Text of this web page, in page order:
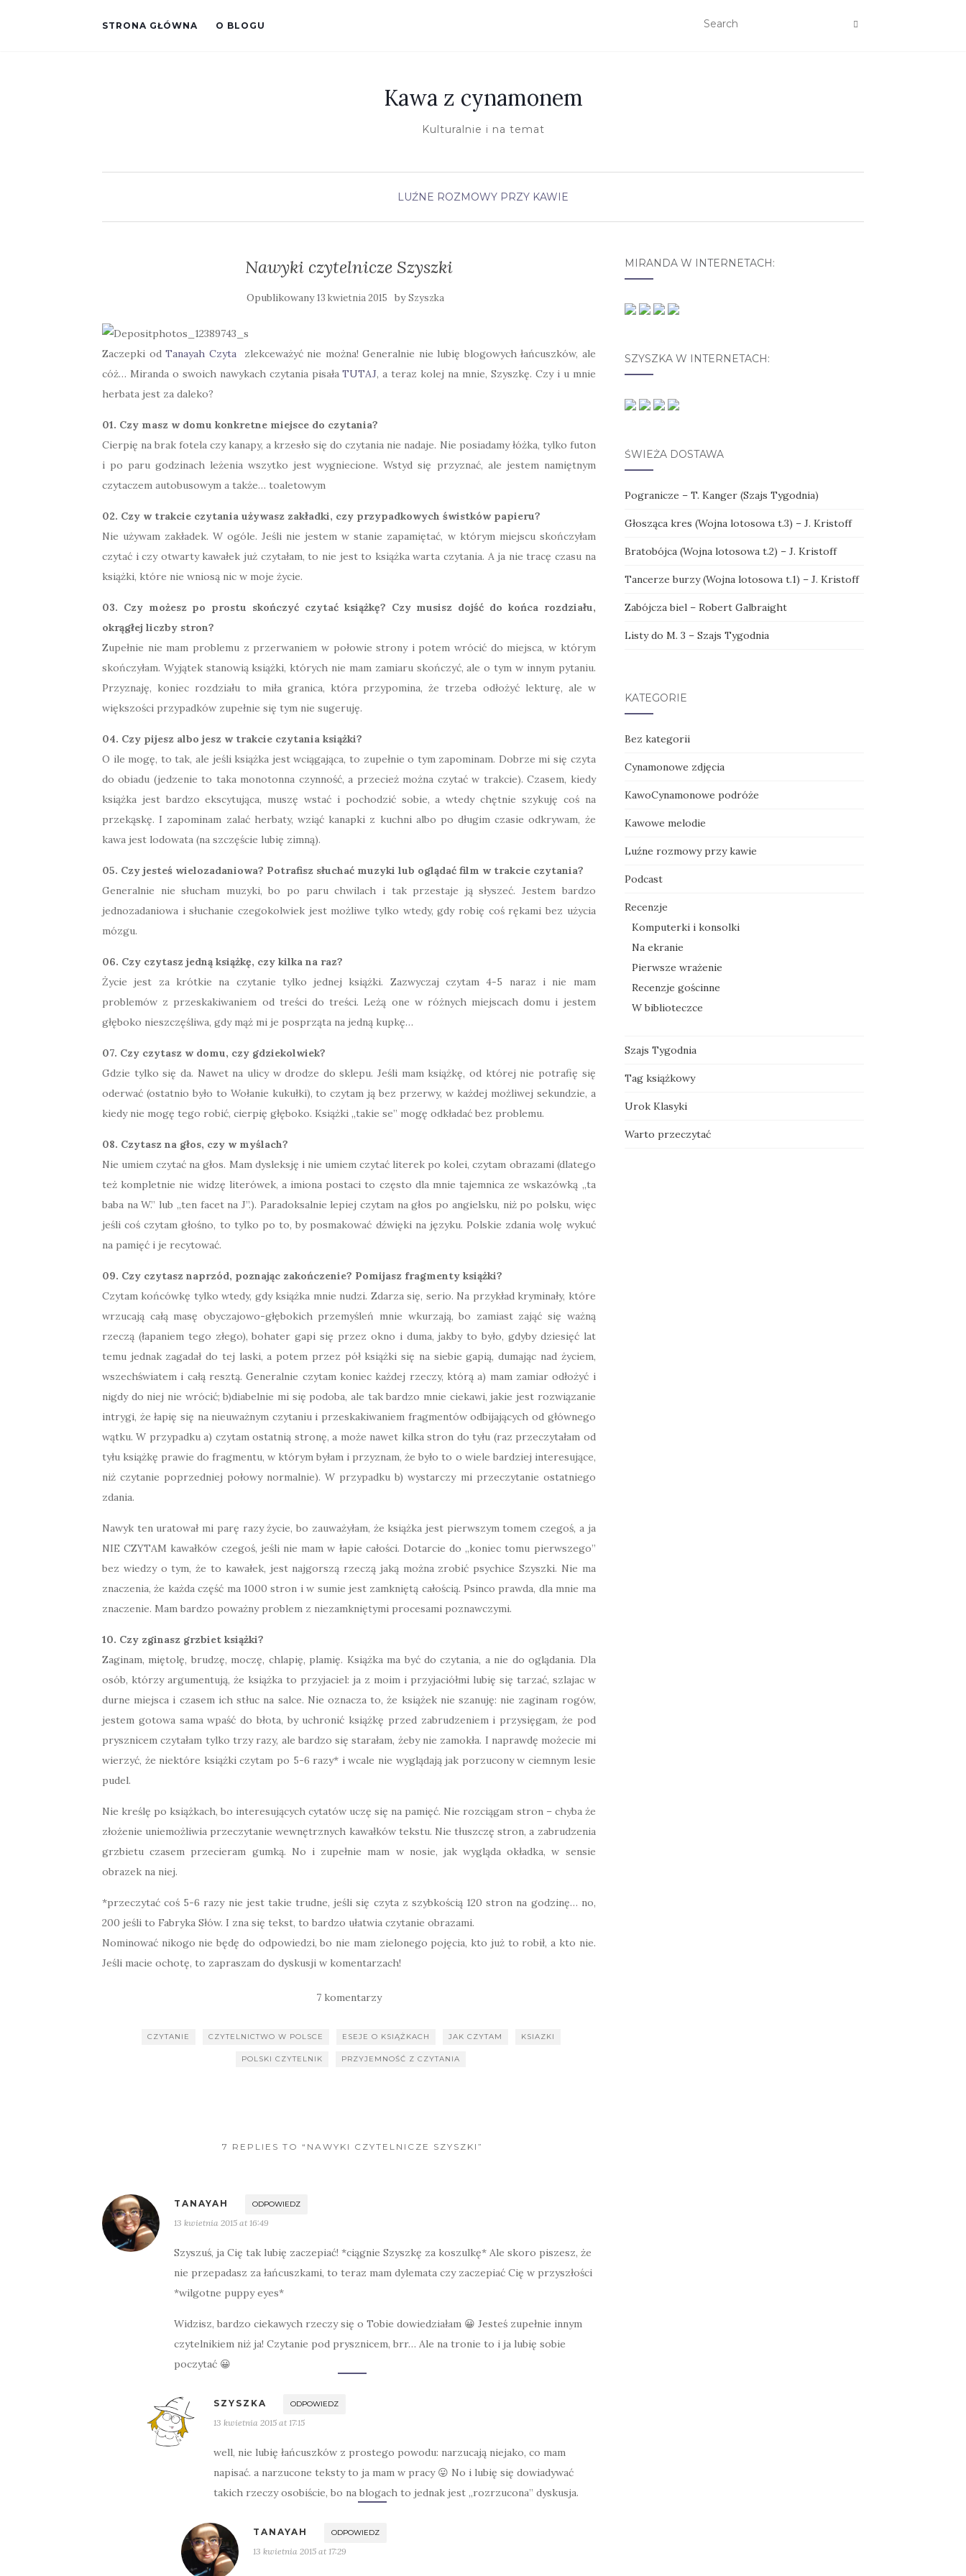
STRONA GŁÓWNA O BLOGU
Kawa z cynamonem
Kulturalnie i na temat
LUŹNE ROZMOWY PRZY KAWIE
Nawyki czytelnicze Szyszki
Opublikowany13 kwietnia 2015 bySzyszka
Zaczepki odTanayah Czyta zlekceważyć nie można! Generalnie nie lubię blogowych łańcuszków, ale
cóż… Miranda o swoich nawykach czytania pisałaTUTAJ, a teraz kolej na mnie, Szyszkę. Czy i u mnie
herbata jest za daleko?
01. Czy masz w domu konkretne miejsce do czytania?
Cierpię na brak fotela czy kanapy, a krzesło się do czytania nie nadaje. Nie posiadamy łóżka, tylko futon
i po paru godzinach leżenia wszytko jest wygniecione. Wstyd się przyznać, ale jestem namiętnym
czytaczem autobusowym a także… toaletowym
02. Czy w trakcie czytania używasz zakładki, czy przypadkowych świstków papieru?
Nie używam zakładek. W ogóle. Jeśli nie jestem w stanie zapamiętać, w którym miejscu skończyłam
czytać i czy otwarty kawałek już czytałam, to nie jest to książka warta czytania. A ja nie tracę czasu na
książki, które nie wniosą nic w moje życie.
03. Czy możesz po prostu skończyć czytać książkę? Czy musisz dojść do końca rozdziału,
okrągłej liczby stron?
Zupełnie nie mam problemu z przerwaniem w połowie strony i potem wrócić do miejsca, w którym
skończyłam. Wyjątek stanowią książki, których nie mam zamiaru skończyć, ale o tym w innym pytaniu.
Przyznaję, koniec rozdziału to miła granica, która przypomina, że trzeba odłożyć lekturę, ale w
większości przypadków zupełnie się tym nie sugeruję.
04. Czy pijesz albo jesz w trakcie czytania książki?
O ile mogę, to tak, ale jeśli książka jest wciągająca, to zupełnie o tym zapominam. Dobrze mi się czyta
do obiadu (jedzenie to taka monotonna czynność, a przecież można czytać w trakcie). Czasem, kiedy
książka jest bardzo ekscytująca, muszę wstać i pochodzić sobie, a wtedy chętnie szykuję coś na
przekąskę. I zapominam zalać herbaty, wziąć kanapki z kuchni albo po długim czasie odkrywam, że
kawa jest lodowata (na szczęście lubię zimną).
05. Czy jesteś wielozadaniowa? Potrafisz słuchać muzyki lub oglądać film w trakcie czytania?
Generalnie nie słucham muzyki, bo po paru chwilach i tak przestaje ją słyszeć. Jestem bardzo
jednozadaniowa i słuchanie czegokolwiek jest możliwe tylko wtedy, gdy robię coś rękami bez użycia
mózgu.
06. Czy czytasz jedną książkę, czy kilka na raz?
Życie jest za krótkie na czytanie tylko jednej książki. Zazwyczaj czytam 4-5 naraz i nie mam
problemów z przeskakiwaniem od treści do treści. Leżą one w różnych miejscach domu i jestem
głęboko nieszczęśliwa, gdy mąż mi je posprząta na jedną kupkę…
07. Czy czytasz w domu, czy gdziekolwiek?
Gdzie tylko się da. Nawet na ulicy w drodze do sklepu. Jeśli mam książkę, od której nie potrafię się
oderwać (ostatnio było to Wołanie kukułki), to czytam ją bez przerwy, w każdej możliwej sekundzie, a
kiedy nie mogę tego robić, cierpię głęboko. Książki „takie se” mogę odkładać bez problemu.
08. Czytasz na głos, czy w myślach?
Nie umiem czytać na głos. Mam dysleksję i nie umiem czytać literek po kolei, czytam obrazami (dlatego
też kompletnie nie widzę literówek, a imiona postaci to często dla mnie tajemnica ze wskazówką „ta
baba na W.” lub „ten facet na J”.). Paradoksalnie lepiej czytam na głos po angielsku, niż po polsku, więc
jeśli coś czytam głośno, to tylko po to, by posmakować dźwięki na języku. Polskie zdania wolę wykuć
na pamięć i je recytować.
09. Czy czytasz naprzód, poznając zakończenie? Pomijasz fragmenty książki?
Czytam końcówkę tylko wtedy, gdy książka mnie nudzi. Zdarza się, serio. Na przykład kryminały, które
wrzucają całą masę obyczajowo-głębokich przemyśleń mnie wkurzają, bo zamiast zająć się ważną
rzeczą (łapaniem tego złego), bohater gapi się przez okno i duma, jakby to było, gdyby dziesięć lat
temu jednak zagadał do tej laski, a potem przez pół książki się na siebie gapią, dumając nad życiem,
wszechświatem i całą resztą. Generalnie czytam koniec każdej rzeczy, którą a) mam zamiar odłożyć i
nigdy do niej nie wrócić; b)diabelnie mi się podoba, ale tak bardzo mnie ciekawi, jakie jest rozwiązanie
intrygi, że łapię się na nieuważnym czytaniu i przeskakiwaniem fragmentów odbijających od głównego
wątku. W przypadku a) czytam ostatnią stronę, a może nawet kilka stron do tyłu (raz przeczytałam od
tyłu książkę prawie do fragmentu, w którym byłam i przyznam, że było to o wiele bardziej interesujące,
niż czytanie poprzedniej połowy normalnie). W przypadku b) wystarczy mi przeczytanie ostatniego
zdania.
Nawyk ten uratował mi parę razy życie, bo zauważyłam, że książka jest pierwszym tomem czegoś, a ja
NIE CZYTAM kawałków czegoś, jeśli nie mam w łapie całości. Dotarcie do „koniec tomu pierwszego”
bez wiedzy o tym, że to kawałek, jest najgorszą rzeczą jaką można zrobić psychice Szyszki. Nie ma
znaczenia, że każda część ma 1000 stron i w sumie jest zamkniętą całością. Psinco prawda, dla mnie ma
znaczenie. Mam bardzo poważny problem z niezamkniętymi procesami poznawczymi.
10. Czy zginasz grzbiet książki?
Zaginam, miętolę, brudzę, moczę, chlapię, plamię. Książka ma być do czytania, a nie do oglądania. Dla
osób, którzy argumentują, że książka to przyjaciel: ja z moim i przyjaciółmi lubię się tarzać, szlajac w
durne miejsca i czasem ich stłuc na salce. Nie oznacza to, że książek nie szanuję: nie zaginam rogów,
jestem gotowa sama wpaść do błota, by uchronić książkę przed zabrudzeniem i przysięgam, że pod
prysznicem czytałam tylko trzy razy, ale bardzo się starałam, żeby nie zamokła. I naprawdę możecie mi
wierzyć, że niektóre książki czytam po 5-6 razy* i wcale nie wyglądają jak porzucony w ciemnym lesie
pudel.
Nie kreślę po książkach, bo interesujących cytatów uczę się na pamięć. Nie rozciągam stron – chyba że
złożenie uniemożliwia przeczytanie wewnętrznych kawałków tekstu. Nie tłuszczę stron, a zabrudzenia
grzbietu czasem przecieram gumką. No i zupełnie mam w nosie, jak wygląda okładka, w sensie
obrazek na niej.
*przeczytać coś 5-6 razy nie jest takie trudne, jeśli się czyta z szybkością 120 stron na godzinę… no,
200 jeśli to Fabryka Słów. I zna się tekst, to bardzo ułatwia czytanie obrazami.
Nominować nikogo nie będę do odpowiedzi, bo nie mam zielonego pojęcia, kto już to robił, a kto nie.
Jeśli macie ochotę, to zapraszam do dyskusji w komentarzach!
7 komentarzy
CZYTANIE CZYTELNICTWO W POLSCE ESEJE O KSIĄŻKACH JAK CZYTAM KSIAZKI
POLSKI CZYTELNIK PRZYJEMNOŚĆ Z CZYTANIA
7 REPLIES TO “NAWYKI CZYTELNICZE SZYSZKI”
TANAYAH ODPOWIEDZ
13 kwietnia 2015 at 16:49
Szyszuś, ja Cię tak lubię zaczepiać! *ciągnie Szyszkę za koszulkę* Ale skoro piszesz, że
nie przepadasz za łańcuszkami, to teraz mam dylemata czy zaczepiać Cię w przyszłości
*wilgotne puppy eyes*
Widzisz, bardzo ciekawych rzeczy się o Tobie dowiedziałam 😀 Jesteś zupełnie innym
czytelnikiem niż ja! Czytanie pod prysznicem, brr… Ale na tronie to i ja lubię sobie
poczytać 😀
SZYSZKA ODPOWIEDZ
13 kwietnia 2015 at 17:15
well, nie lubię łańcuszków z prostego powodu: narzucają niejako, co mam
napisać. a narzucone teksty to ja mam w pracy 😛 No i lubię się dowiadywać
takich rzeczy osobiście, bo na blogach to jednak jest „rozrzucona” dyskusja.
TANAYAH ODPOWIEDZ
13 kwietnia 2015 at 17:29
MIRANDA W INTERNETACH:
SZYSZKA W INTERNETACH:
ŚWIEŻA DOSTAWA
Pogranicze – T. Kanger (Szajs Tygodnia)
Głosząca kres (Wojna lotosowa t.3) – J. Kristoff
Bratobójca (Wojna lotosowa t.2) – J. Kristoff
Tancerze burzy (Wojna lotosowa t.1) – J. Kristoff
Zabójcza biel – Robert Galbraight
Listy do M. 3 – Szajs Tygodnia
KATEGORIE
Bez kategorii
Cynamonowe zdjęcia
KawoCynamonowe podróże
Kawowe melodie
Luźne rozmowy przy kawie
Podcast
Recenzje
Komputerki i konsolki
Na ekranie
Pierwsze wrażenie
Recenzje gościnne
W biblioteczce
Szajs Tygodnia
Tag książkowy
Urok Klasyki
Warto przeczytać